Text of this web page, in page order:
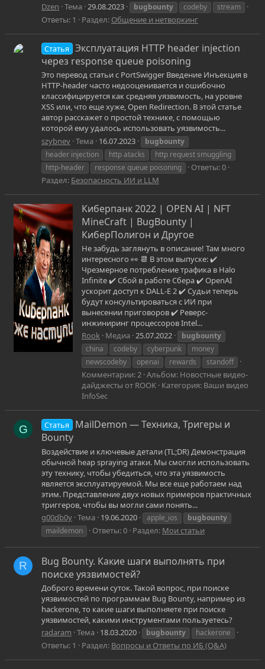
Dzen Тема 29.08.2023 bugbounty codeby stream
Ответы: 1 Раздел: Общение и нетворкинг
Статья
Эксплуатация HTTP header injection
через response queue poisoning
Это перевод статьи с PortSwigger Введение Инъекция в
HTTP-header часто недооценивается и ошибочно
классифицируется как средняя уязвимость, на уровне
XSS или, что еще хуже, Open Redirection. В этой статье
автор расскажет о простой технике, с помощью
которой ему удалось использовать уязвимость...
szybnev Тема 16.07.2023
bugbounty
header injection
http atacks
http request smuggling
http-header
response queue poisoning
Ответы: 0
Раздел: Безопасность ИИ и LLM
Киберпанк 2022 | OPEN AI | NFT
MineCraft | BugBounty |
КиберПолигон и Другое
Не забудь заглянуть в описание! Там много
интересного 👀 📆 В этом выпуске: ✔️
Чрезмерное потребление трафика в Halo
Infinite ✔️ Сбой в работе Сбера ✔️ OpenAI
ускорит доступ к DALL-E 2 ✔️ Судьи теперь
будут консультироваться с ИИ при
вынесении приговоров ✔️ Реверс-
инжиниринг процессоров Intel...
Rook Медиа 25.07.2022
bugbounty
china
codeby cyberpunk
money
newscodeby
openai rewards standoff
Комментарии: 2 Альбом: Новостные видео-
дайджесты от ROOK Категория: Ваши видео
InfoSec
G Статья
MailDemon — Техника, Тригеры и
Bounty
Воздействие и ключевые детали (TL;DR) Демонстрация
обычной heap spraying атаки. Мы смогли использовать
эту технику, чтобы убедиться, что эта уязвимость
является эксплуатируемой. Мы все еще работаем над
этим. Представление двух новых примеров практичных
триггеров, чтобы вы могли сами понять...
g00db0y Тема 19.06.2020 apple_ios
bugbounty
maildemon
Ответы: 0 Раздел: Мои статьи
R
Bug Bounty. Какие шаги выполнять при
поиске уязвимостей?
Доброго времени суток. Такой вопрос, при поиске
уязвимостей по программам Bug Bounty, например из
hackerone, то какие шаги выполняете при поиске
уязвимостей, какими инструментами пользуетесь?
radaram Тема 18.03.2020 bugbounty hackerone
Ответы: 1 Раздел: Вопросы и Ответы по ИБ (Q&A)